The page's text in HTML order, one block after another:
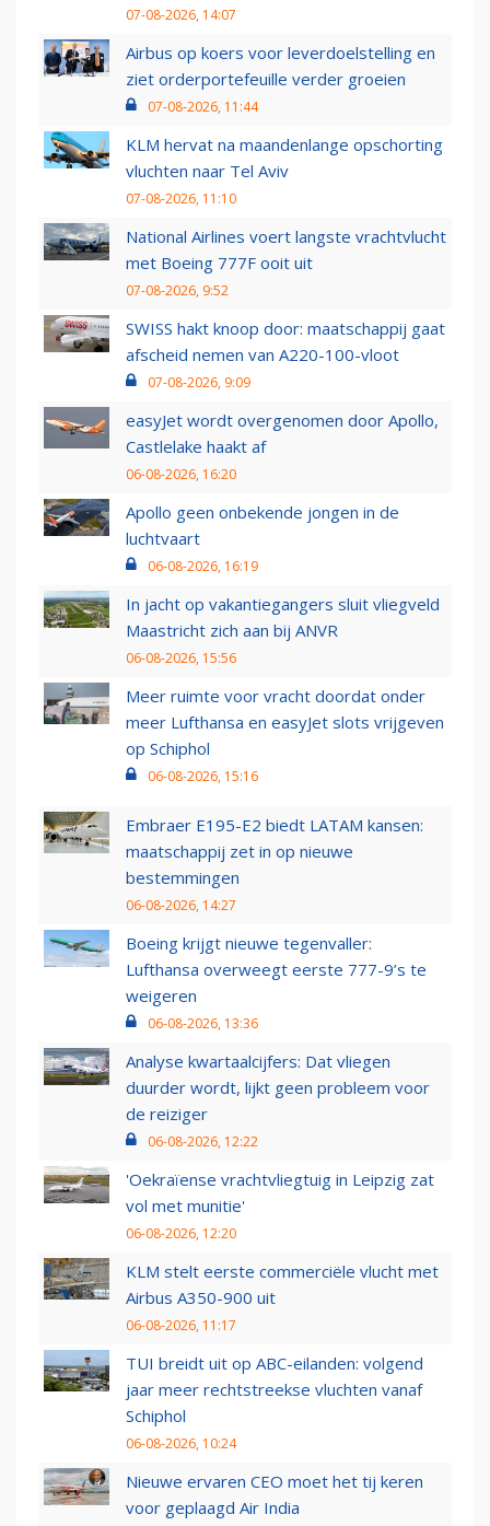
07-08-2026, 14:07
Airbus op koers voor leverdoelstelling en
ziet orderportefeuille verder groeien
07-08-2026, 11:44
KLM hervat na maandenlange opschorting
vluchten naar Tel Aviv
07-08-2026, 11:10
National Airlines voert langste vrachtvlucht
met Boeing 777F ooit uit
07-08-2026, 9:52
SWISS hakt knoop door: maatschappij gaat
afscheid nemen van A220-100-vloot
07-08-2026, 9:09
easyJet wordt overgenomen door Apollo,
Castlelake haakt af
06-08-2026, 16:20
Apollo geen onbekende jongen in de
luchtvaart
06-08-2026, 16:19
In jacht op vakantiegangers sluit vliegveld
Maastricht zich aan bij ANVR
06-08-2026, 15:56
Meer ruimte voor vracht doordat onder
meer Lufthansa en easyJet slots vrijgeven
op Schiphol
06-08-2026, 15:16
Embraer E195-E2 biedt LATAM kansen:
maatschappij zet in op nieuwe
bestemmingen
06-08-2026, 14:27
Boeing krijgt nieuwe tegenvaller:
Lufthansa overweegt eerste 777-9’s te
weigeren
06-08-2026, 13:36
Analyse kwartaalcijfers: Dat vliegen
duurder wordt, lijkt geen probleem voor
de reiziger
06-08-2026, 12:22
'Oekraïense vrachtvliegtuig in Leipzig zat
vol met munitie'
06-08-2026, 12:20
KLM stelt eerste commerciële vlucht met
Airbus A350-900 uit
06-08-2026, 11:17
TUI breidt uit op ABC-eilanden: volgend
jaar meer rechtstreekse vluchten vanaf
Schiphol
06-08-2026, 10:24
Nieuwe ervaren CEO moet het tij keren
voor geplaagd Air India